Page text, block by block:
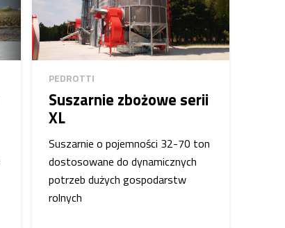
PEDROTTI
Suszarnie zbożowe serii
XL
Suszarnie o pojemności 32-70 ton
dostosowane do dynamicznych
potrzeb dużych gospodarstw
rolnych